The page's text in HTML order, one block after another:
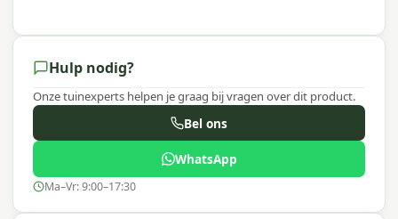
Neem gerust contact met ons op via e-mail,
telefoon of WhatsApp. Onze specialisten helpen je
graag verder!
Waarom Platinum?
Platinum Sun & Shade producten zijn ontworpen
voor optimale bescherming tegen de zon, met
sterke, kleurechte stoffen en een afwerking die
Hulp nodig?
Onze tuinexperts helpen je graag bij vragen over dit product.
Bel ons
WhatsApp
Ma–Vr: 9:00–17:30